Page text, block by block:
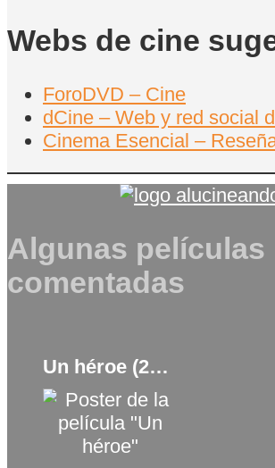
Webs de cine
ForoDVD – Cine
dCine – Web y red social
Cinema Esencial –
Algunas películas
comentadas
Un héroe (2021)